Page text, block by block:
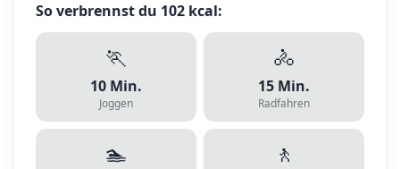
So verbrennst du 102 kcal:
🏃
10 Min.
Joggen
🚴
15 Min.
Radfahren
🏊 🚶